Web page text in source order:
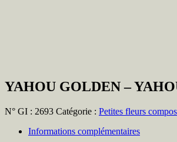
YAHOU GOLDEN –
N° GI : 2693 Catégorie : Petites fleurs
Informations complémentaires